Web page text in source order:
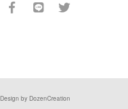
Design by DozenCreation